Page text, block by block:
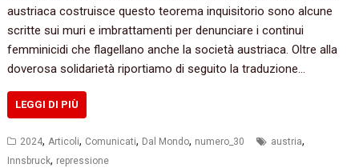
austriaca costruisce questo teorema inquisitorio sono alcune
scritte sui muri e imbrattamenti per denunciare i continui
femminicidi che flagellano anche la società austriaca. Oltre alla
doverosa solidarietà riportiamo di seguito la traduzione…
LEGGI DI PIÙ
2024, Articoli, Comunicati, Dal Mondo, numero_30 austria,
Innsbruck, repressione